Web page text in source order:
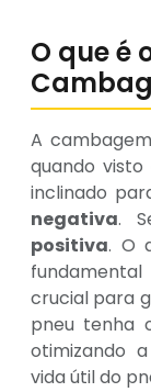
O que é
A
quando
inclinado
negativa.
positiva. O
crucial para
pneu tenha
otimizando
vida útil do